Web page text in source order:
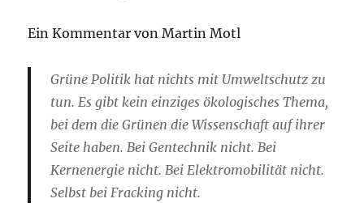
Ein Kommentar von Martin Motl
Grüne Politik hat nichts mit Umweltschutz zu
tun. Es gibt kein einziges ökologisches Thema,
bei dem die Grünen die Wissenschaft auf ihrer
Seite haben. Bei Gentechnik nicht. Bei
Kernenergie nicht. Bei Elektromobilität nicht.
Selbst bei Fracking nicht.